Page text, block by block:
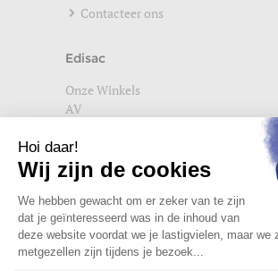
Contacteer ons
Edisac
Onze Winkels
AV
Wettelijke vermeldingen
Privacybeleid
Setup Cookies
Word lid van de edisac community